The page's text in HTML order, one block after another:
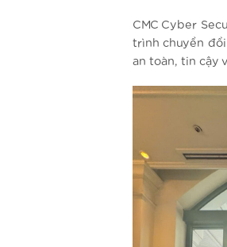
CMC Cyber
trình chuyển
an toàn, tin cậy